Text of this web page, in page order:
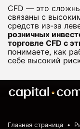
CFD — это
связаны с
средств из-за
розничных
торговле CFD с
понимаете, как
себе высокий
Главная страница